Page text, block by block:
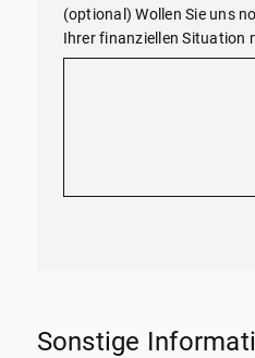
(optional) Wollen Sie uns
Ihrer finanziellen Situation
Sonstige